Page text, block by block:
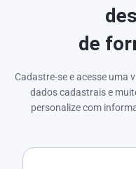
de
Cadastre-se e acesse uma
dados cadastrais e
personalize com